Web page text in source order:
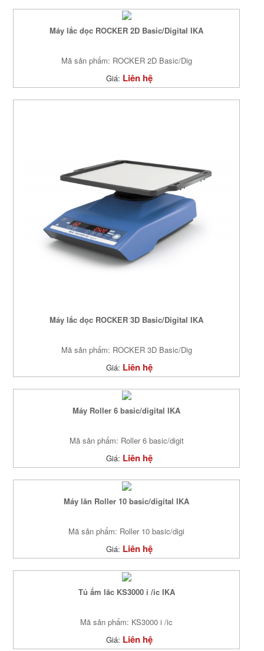
Máy lắc dọc ROCKER 2D Basic/Digital IKA
Mã sản phẩm: ROCKER 2D Basic/Dig
Giá: Liên hệ
Máy lắc dọc ROCKER 3D Basic/Digital IKA
Mã sản phẩm: ROCKER 3D Basic/Dig
Giá: Liên hệ
Máy Roller 6 basic/digital IKA
Mã sản phẩm: Roller 6 basic/digit
Giá: Liên hệ
Máy lăn Roller 10 basic/digital IKA
Mã sản phẩm: Roller 10 basic/digi
Giá: Liên hệ
Tủ ấm lăc KS3000 i /ic IKA
Mã sản phẩm: KS3000 i /ic
Giá: Liên hệ